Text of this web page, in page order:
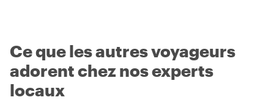
Ce que les autres voyageurs
adorent chez nos experts
locaux